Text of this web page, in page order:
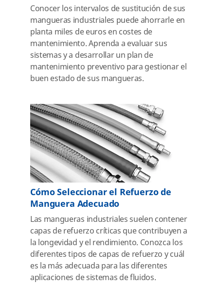
Conocer los intervalos de sustitución de sus
mangueras industriales puede ahorrarle en
planta miles de euros en costes de
mantenimiento. Aprenda a evaluar sus
sistemas y a desarrollar un plan de
mantenimiento preventivo para gestionar el
buen estado de sus mangueras.
Cómo Seleccionar el Refuerzo de
Manguera Adecuado
Las mangueras industriales suelen contener
capas de refuerzo críticas que contribuyen a
la longevidad y el rendimiento. Conozca los
diferentes tipos de capas de refuerzo y cuál
es la más adecuada para las diferentes
aplicaciones de sistemas de fluidos.